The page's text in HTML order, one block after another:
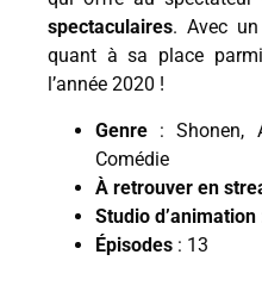
spectaculaires. Avec
quant à sa place
l’année 2020 !
Genre : Shonen,
Comédie
À retrouver en
Studio d’animation
Épisodes : 13